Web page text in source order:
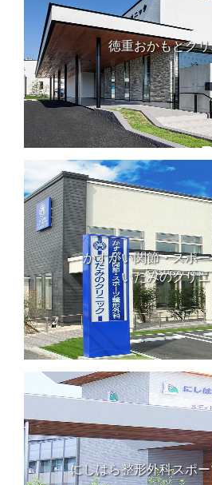
徳重おかもとク
かすがい関節・スポ
いたみのクリ
にしはら整形外科スポ